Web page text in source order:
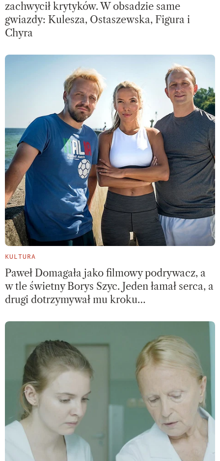
zachwycił krytyków. W obsadzie same
gwiazdy: Kulesza, Ostaszewska, Figura i
Chyra
KULTURA
Paweł Domagała jako filmowy podrywacz, a
w tle świetny Borys Szyc. Jeden łamał serca, a
drugi dotrzymywał mu kroku…